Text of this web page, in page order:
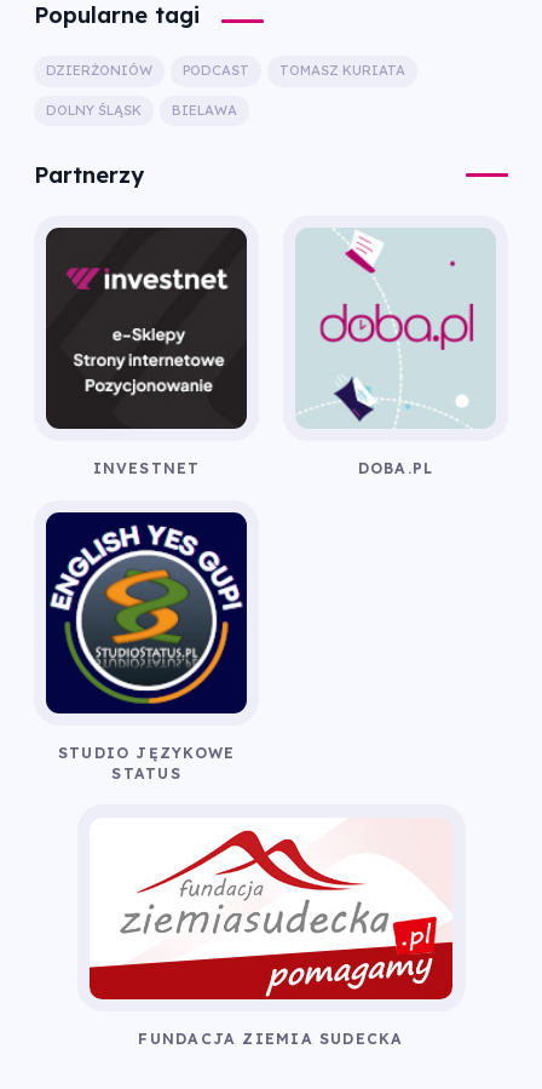
Popularne tagi
DZIERŻONIÓW PODCAST TOMASZ KURIATA
DOLNY ŚLĄSK BIELAWA
Partnerzy
INVESTNET DOBA.PL
STUDIO JĘZYKOWE
STATUS
FUNDACJA ZIEMIA SUDECKA